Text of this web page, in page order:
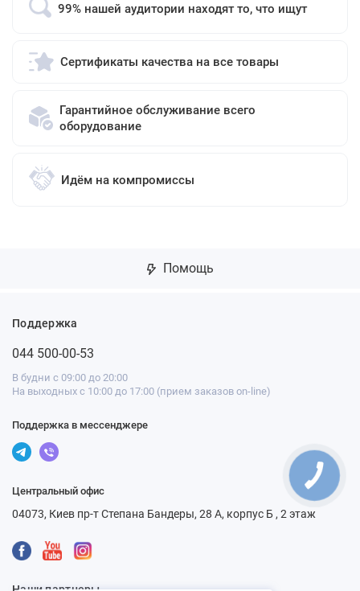
99% нашей аудитории находят то, что ищут
Сертификаты качества на все товары
Гарантийное обслуживание всего
оборудование
Идём на компромиссы
Помощь
Поддержка
044 500-00-53
В будни с 09:00 до 20:00
На выходных с 10:00 до 17:00 (прием заказов on-line)
Поддержка в мессенджере
Центральный офис
04073, Киев пр-т Степана Бандеры, 28 А, корпус Б , 2 этаж